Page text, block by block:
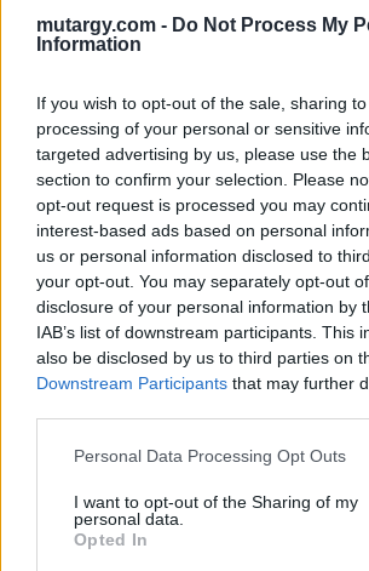
mutargy.com - Do Not Process My
Information
If you wish to opt-out of the sale, sharing
processing of your personal or sensitive
targeted advertising by us, please use the
section to confirm your selection. Please
opt-out request is processed you may
interest-based ads based on personal
us or personal information disclosed to
your opt-out. You may separately opt-out
disclosure of your personal information by
IAB’s list of downstream participants. This
also be disclosed by us to third parties on
Downstream Participants that may further
Personal Data Processing Opt Outs
I want to opt-out of the Sharing of my
personal data.
Opted In
Tételszám: 15
Eladó adatai
Eladó:
Portobello
Cím: Vízkeleti
Mipo Kft
Budapest
1053
Telefon:
Weboldal:
a Portobello aukciósház kiegészítette az
oldalunkon bonyolítjuk árverésünket.